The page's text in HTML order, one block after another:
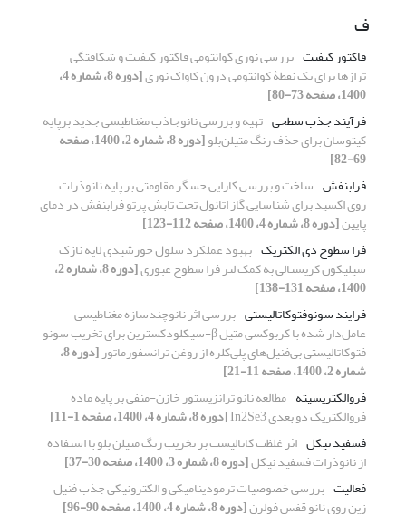
ف
فاکتور کیفیت بررسی نوری کوانتومی فاکتور کیفیت و شکافتگی
ترازها برای یک نقطۀ کوانتومی درون کاواک نوری [دوره 8، شماره 4،
1400، صفحه 73-80]
فرآیند جذب سطحی تهیه و بررسی نانوجاذب مغناطیسی جدید برپایه
کیتوسان برای حذف رنگ متیلن‌بلو [دوره 8، شماره 2، 1400، صفحه
69-82]
فرابنفش ساخت و بررسی کارایی حسگر مقاومتی بر پایه نانوذرات
روی اکسید برای شناسایی گاز اتانول تحت تابش پرتو فرابنفش در دمای
پایین[دوره 8، شماره 4، 1400، صفحه 112-123]
فرا سطوح‌ دی الکتریک بهبود عملکرد سلول خورشیدی لایه نازک
سیلیکون کریستالی به کمک لنز فرا سطوح عبوری [دوره 8، شماره 2،
1400، صفحه 131-138]
فرایند سونوفتوکاتالیستی بررسی اثر نانو‌چندسازه مغناطیسی
عامل‌دار شده با کربوکسی متیل β-‌سیکلودکسترین برای تخریب سونو
فتوکاتالیستی بی‌فنیل‌های پلی‌کلره از روغن ترانسفورماتور [دوره 8،
شماره 2، 1400، صفحه 11-21]
فروالکتریسیته مطالعه نانو ترانزیستور خازن-منفی بر پایه ماده
فروالکتریک دو بعدی In2Se3
[دوره 8، شماره 4، 1400، صفحه 1-11]
فسفید نیکل اثر غلظت کاتالیست بر تخریب رنگ متیلن بلو با استفاده
از نانوذرات فسفید نیکل[دوره 8، شماره 3، 1400، صفحه 30-37]
فعالیت بررسی خصوصیات ترمودینامیکی و الکترونیکی جذب فنیل
زین روی نانو قفس فولرن[دوره 8، شماره 4، 1400، صفحه 90-96]